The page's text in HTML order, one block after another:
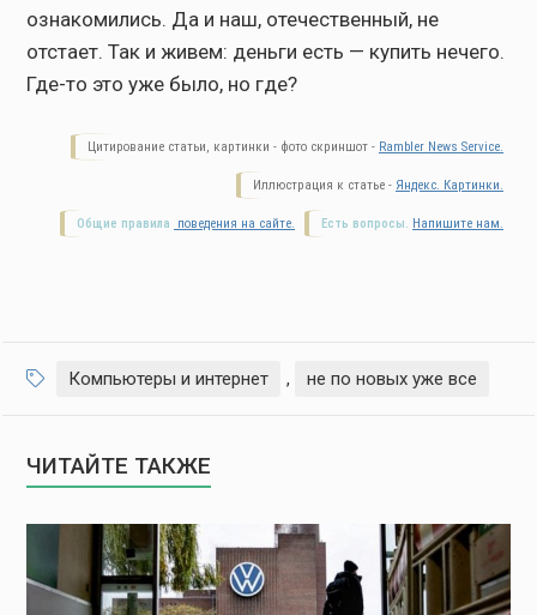
ознакомились. Да и наш, отечественный, не
отстает. Так и живем: деньги есть — купить нечего.
Где-то это уже было, но где?
Цитирование статьи, картинки - фото скриншот - Rambler News Service.
Иллюстрация к статье - Яндекс. Картинки.
Есть вопросы. Напишите нам.
Общие правила поведения на сайте.
Компьютеры и интернет , не по новых уже все
ЧИТАЙТЕ ТАКЖЕ